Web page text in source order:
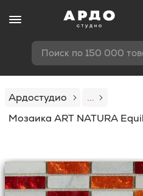
Поиск по 150 000
Ардостудио
...
Мозаика ART NATURA